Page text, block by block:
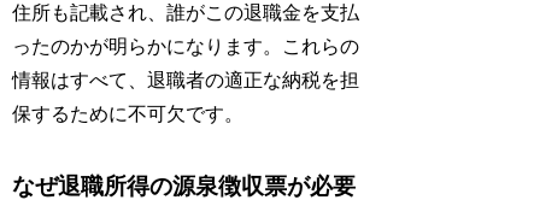
住所も記載され、誰がこの退職金を支払
ったのかが明らかになります。これらの
情報はすべて、退職者の適正な納税を担
保するために不可欠です。
なぜ退職所得の源泉徴収票が必要